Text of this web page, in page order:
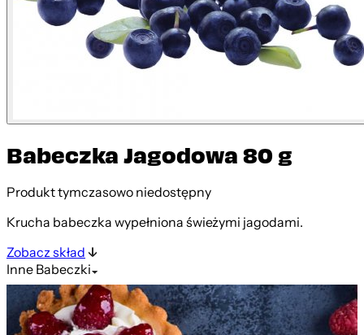
Babeczka Jagodowa 80 g
Produkt tymczasowo niedostępny
Krucha babeczka wypełniona świeżymi jagodami.
Zobacz skład
InneBabeczki